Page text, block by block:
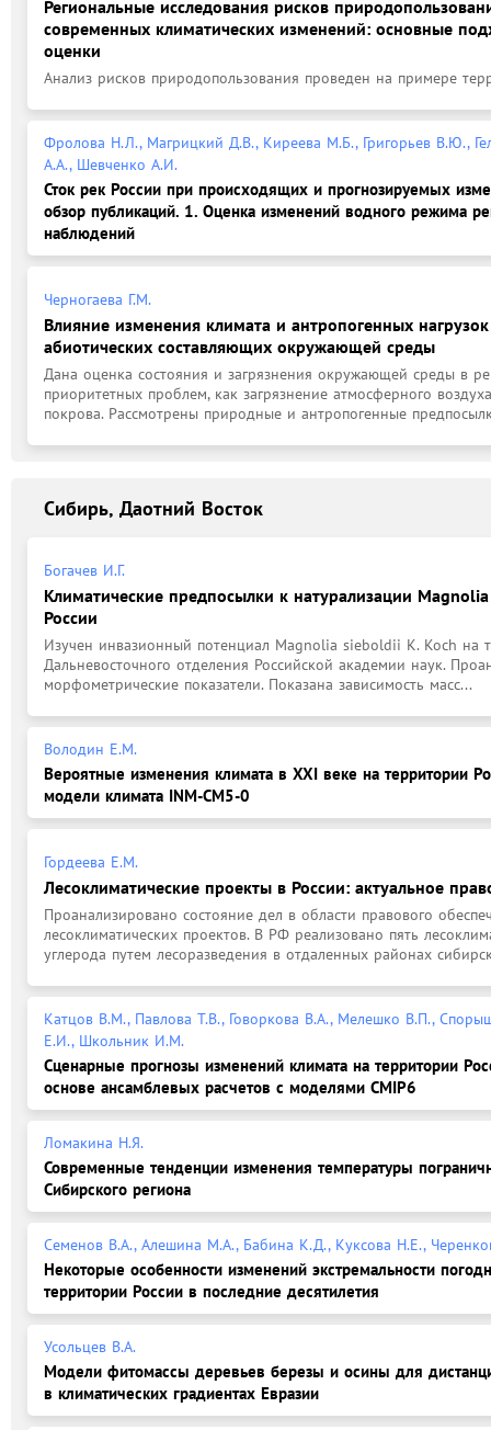
Региональные исследования рисков
современных климатических изменений: основные
оценки
Анализ рисков природопользования проведен на примере
Фролова Н.Л., Магрицкий Д.В., Киреева М.Б., Григорьев В.Ю.,
А.А., Шевченко А.И.
Сток рек России при происходящих и прогнозируемых
обзор публикаций. 1. Оценка изменений водного режима
наблюдений
Черногаева Г.М.
Влияние изменения климата и антропогенных
абиотических составляющих окружающей среды
Дана оценка состояния и загрязнения окружающей среды в
приоритетных проблем, как загрязнение атмосферного
покрова. Рассмотрены природные и антропогенные
Сибирь, Даотний Восток
Богачев И.Г.
Климатические предпосылки к натурализации
России
Изучен инвазионный потенциал Magnolia sieboldii K. Koch на
Дальневосточного отделения Российской академии наук.
морфометрические показатели. Показана зависимость масс...
Володин Е.М.
Вероятные изменения климата в XXI веке на территории
модели климата INM-CM5-0
Гордеева Е.М.
Лесоклиматические проекты в России: актуальное
Проанализировано состояние дел в области правового
лесоклиматических проектов. В РФ реализовано пять
углерода путем лесоразведения в отдаленных районах
Катцов В.М., Павлова Т.В., Говоркова В.А., Мелешко В.П.,
Е.И., Школьник И.М.
Сценарные прогнозы изменений климата на территории
основе ансамблевых расчетов с моделями CMIP6
Ломакина Н.Я.
Современные тенденции изменения температуры
Сибирского региона
Семенов В.А., Алешина М.А., Бабина К.Д., Куксова Н.Е.,
Некоторые особенности изменений экстремальности
территории России в последние десятилетия
Усольцев В.А.
Модели фитомассы деревьев березы и осины для
в климатических градиентах Евразии